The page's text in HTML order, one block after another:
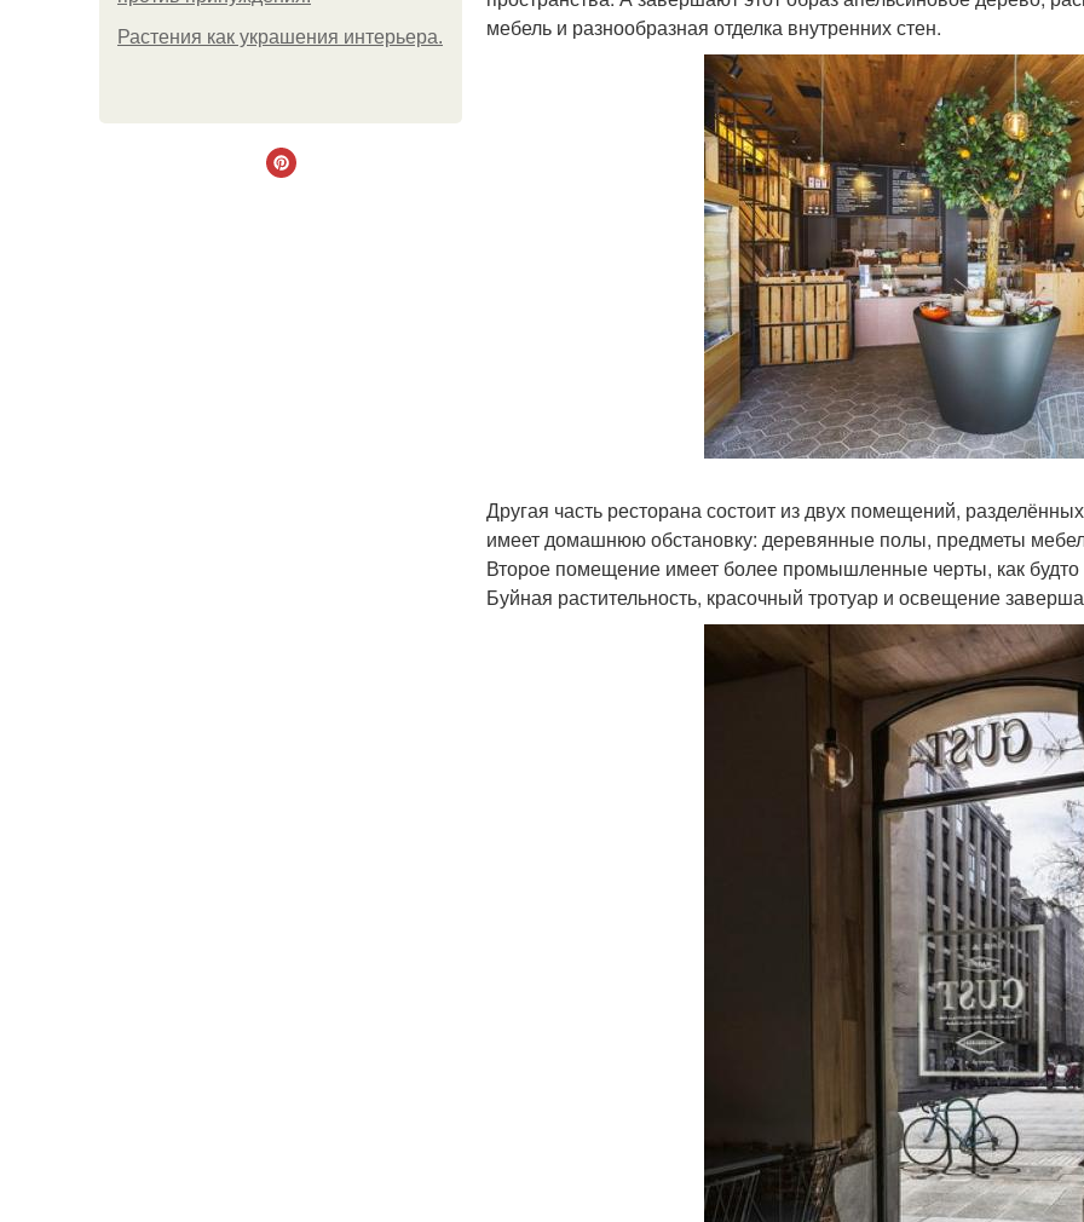
Растения как украшения интерьера.
мебель и разнообразная отделка внутренних стен.
Другая часть ресторана состоит из двух помещений,
имеет домашнюю обстановку: деревянные полы, предметы
Второе помещение имеет более промышленные черты, как
Буйная растительность, красочный тротуар и освещение